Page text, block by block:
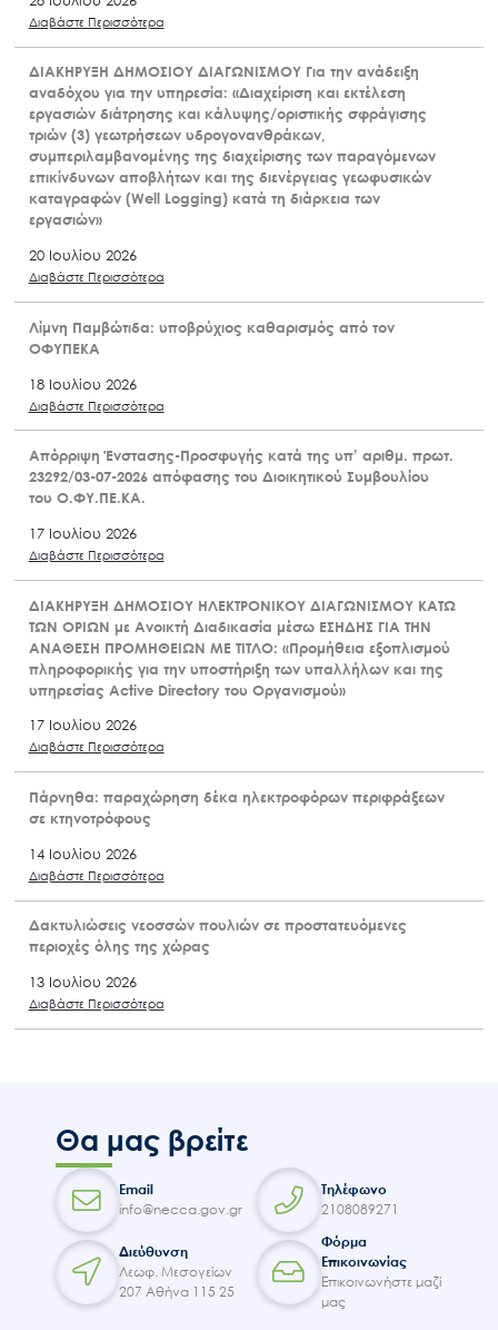
Διαβάστε Περισσότερα
ΔΙΑΚΗΡΥΞΗ ΔΗΜΟΣΙΟΥ ΔΙΑΓΩΝΙΣΜΟΥ Για την ανάδειξη
αναδόχου για την υπηρεσία: «Διαχείριση και εκτέλεση
εργασιών διάτρησης και κάλυψης/οριστικής σφράγισης
τριών (3) γεωτρήσεων υδρογονανθράκων,
συμπεριλαμβανομένης της διαχείρισης των παραγόμενων
επικίνδυνων αποβλήτων και της διενέργειας γεωφυσικών
καταγραφών (Well Logging) κατά τη διάρκεια των
εργασιών»
20 Ιουλίου 2026
Διαβάστε Περισσότερα
Λίμνη Παμβώτιδα: υποβρύχιος καθαρισμός από τον
ΟΦΥΠΕΚΑ
18 Ιουλίου 2026
Διαβάστε Περισσότερα
Απόρριψη Ένστασης-Προσφυγής κατά της υπ’ αριθμ. πρωτ.
23292/03-07-2026 απόφασης του Διοικητικού Συμβουλίου
του Ο.ΦΥ.ΠΕ.ΚΑ.
17 Ιουλίου 2026
Διαβάστε Περισσότερα
ΔΙΑΚΗΡΥΞΗ ΔΗΜΟΣΙΟΥ ΗΛΕΚΤΡΟΝΙΚΟΥ ΔΙΑΓΩΝΙΣΜΟΥ ΚΑΤΩ
ΤΩΝ ΟΡΙΩΝ με Ανοικτή Διαδικασία μέσω ΕΣΗΔΗΣ ΓΙΑ ΤΗΝ
ΑΝΑΘΕΣΗ ΠΡΟΜΗΘΕΙΩΝ ΜΕ ΤΙΤΛΟ: «Προμήθεια εξοπλισμού
πληροφορικής για την υποστήριξη των υπαλλήλων και της
υπηρεσίας Active Directory του Οργανισμού»
17 Ιουλίου 2026
Διαβάστε Περισσότερα
Πάρνηθα: παραχώρηση δέκα ηλεκτροφόρων περιφράξεων
σε κτηνοτρόφους
14 Ιουλίου 2026
Διαβάστε Περισσότερα
Δακτυλιώσεις νεοσσών πουλιών σε προστατευόμενες
περιοχές όλης της χώρας
13 Ιουλίου 2026
Διαβάστε Περισσότερα
Θα μας βρείτε
Email
info@necca.gov.gr
Τηλέφωνο
2108089271
Διεύθυνση
Λεωφ. Μεσογείων
207 Αθήνα 115 25
Φόρμα
Επικοινωνίας
Επικοινωνήστε μαζί
μας